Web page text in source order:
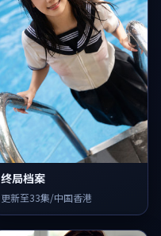
终局档案
更新至33集/中国香港